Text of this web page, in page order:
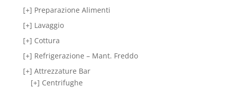
[+] Preparazione Alimenti
[+] Lavaggio
[+] Cottura
[+] Refrigerazione – Mant. Freddo
[+] Attrezzature Bar
[+] Centrifughe